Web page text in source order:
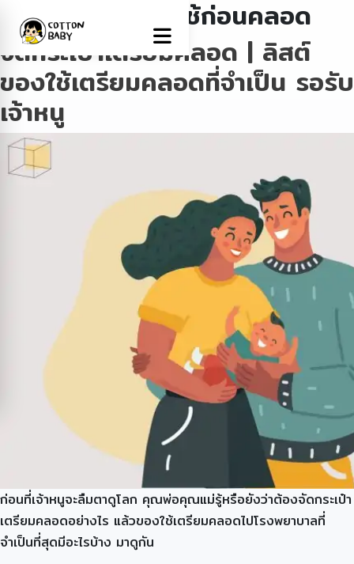
Tag:เตรียมของใช้ก่อนคลอด
จัดกระเป๋าเตรียมคลอด | ลิสต์
ของใช้เตรียมคลอดที่จำเป็น รอรับ
เจ้าหนู
ก่อนที่เจ้าหนูจะลืมตาดูโลก คุณพ่อคุณแม่รู้หรือยังว่าต้องจัดกระเป๋า
เตรียมคลอดอย่างไร แล้วของใช้เตรียมคลอดไปโรงพยาบาลที่
จำเป็นที่สุดมีอะไรบ้าง มาดูกัน